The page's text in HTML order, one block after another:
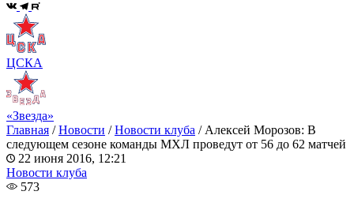
ЦСКА
«Звезда»
Главная /Новости /Новости клуба / Алексей Морозов: В
следующем сезоне команды МХЛ проведут от 56 до 62 матчей
22 июня 2016, 12:21
Новости клуба
573